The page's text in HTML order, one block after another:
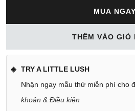
MUA NGAY
THÊM VÀO GIỎ
TRY A LITTLE LUSH
Nhận ngay mẫu thử miễn phí cho
khoản & Điều kiện